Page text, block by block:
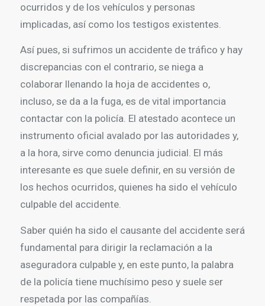
ocurridos y de los vehículos y personas
implicadas, así como los testigos existentes.
Así pues, si sufrimos un accidente de tráfico y hay
discrepancias con el contrario, se niega a
colaborar llenando la hoja de accidentes o,
incluso, se da a la fuga, es de vital importancia
contactar con la policía. El atestado acontece un
instrumento oficial avalado por las autoridades y,
a la hora, sirve como denuncia judicial. El más
interesante es que suele definir, en su versión de
los hechos ocurridos, quienes ha sido el vehículo
culpable del accidente.
Saber quién ha sido el causante del accidente será
fundamental para dirigir la reclamación a la
aseguradora culpable y, en este punto, la palabra
de la policía tiene muchísimo peso y suele ser
respetada por las compañías.